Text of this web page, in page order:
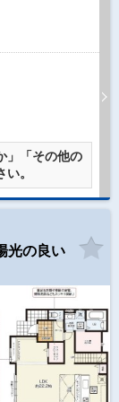
」「その他の
。
光の良い